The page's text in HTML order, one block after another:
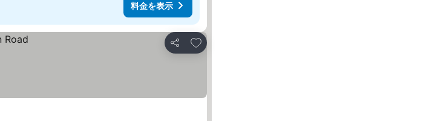
料金を表示
シェア
お気に入りに追加